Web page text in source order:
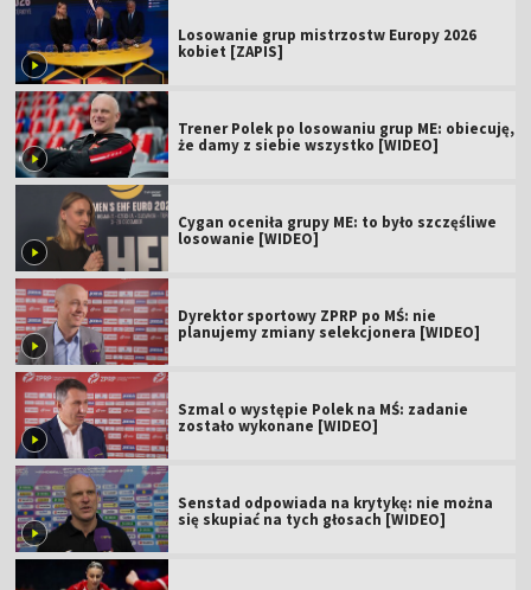
Losowanie grup mistrzostw Europy 2026
kobiet [ZAPIS]
Trener Polek po losowaniu grup ME: obiecuję,
że damy z siebie wszystko [WIDEO]
Cygan oceniła grupy ME: to było szczęśliwe
losowanie [WIDEO]
Dyrektor sportowy ZPRP po MŚ: nie
planujemy zmiany selekcjonera [WIDEO]
Szmal o występie Polek na MŚ: zadanie
zostało wykonane [WIDEO]
Senstad odpowiada na krytykę: nie można
się skupiać na tych głosach [WIDEO]